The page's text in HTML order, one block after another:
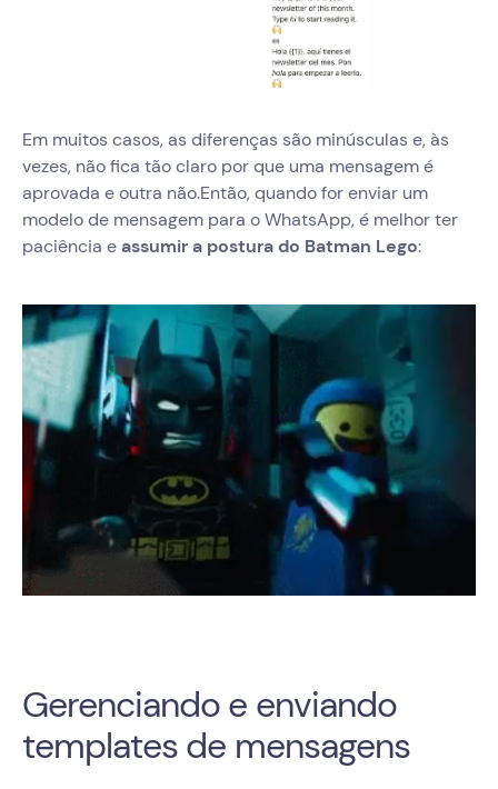
Em muitos casos, as diferenças são minúsculas e, às
vezes, não fica tão claro por que uma mensagem é
aprovada e outra não.Então, quando for enviar um
modelo de mensagem para o WhatsApp, é melhor ter
paciência eassumir a postura do Batman Lego:
Gerenciando e enviando
templates de mensagens